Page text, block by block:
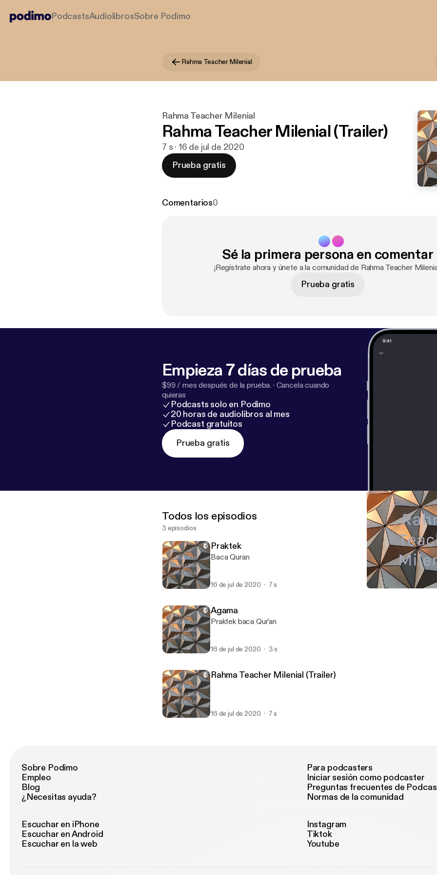
PodcastsAudiolibrosSobre Podimo
Rahma Teacher Milenial
Rahma Teacher Milenial
Rahma Teacher Milenial (Trailer)
7 s · 16 de jul de 2020
Prueba gratis
Comentarios0
Sé la primera persona en comentar
¡Regístrate ahora y únete a la comunidad de Rahma Teacher
Prueba gratis
Empieza 7 días de prueba
$99 / mes después de la prueba. · Cancela cuando
quieras
Podcasts solo en Podimo
20 horas de audiolibros al mes
Podcast gratuitos
Prueba gratis
Todos los episodios
3 episodios
Praktek
Baca Quran
16 de jul de 2020 7 s
Agama
Praktek baca Qur'an
16 de jul de 2020 3 s
Rahma Teacher Milenial (Trailer)
16 de jul de 2020 7 s
Sobre Podimo
Empleo
Blog
¿Necesitas ayuda?
Para podcasters
Iniciar sesión como podcaster
Preguntas frecuentes de
Normas de la comunidad
Escuchar en iPhone
Escuchar en Android
Escuchar en la web
Instagram
Tiktok
Youtube